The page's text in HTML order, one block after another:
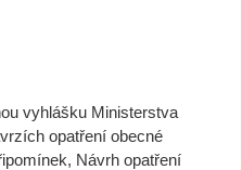
vyhlášku Ministerstva
opatření obecné
Návrh opatření